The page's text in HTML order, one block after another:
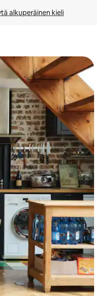
alkuperäinen kieli